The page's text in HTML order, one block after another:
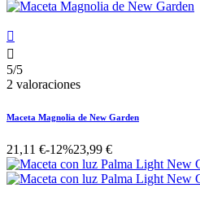


5/5
2 valoraciones
Maceta Magnolia de New Garden
21,11 €-12%23,99 €